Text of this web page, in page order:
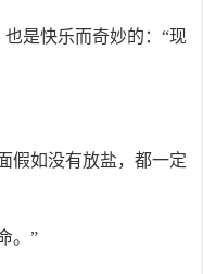
是快乐而奇妙的：“现
假如没有放盐，都一定
。”